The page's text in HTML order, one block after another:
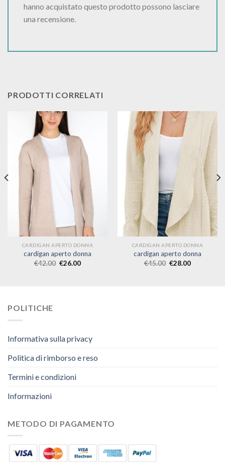
hanno acquistato questo prodotto possono lasciare
una recensione.
PRODOTTI CORRELATI
CARDIGAN APERTO DONNA
cardigan aperto donna
€42.00 €26.00
CARDIGAN APERTO DONNA
cardigan aperto donna
€45.00 €28.00
POLITICHE
Informativa sulla privacy
Politica di rimborso e reso
Termini e condizioni
Informazioni
METODO DI PAGAMENTO